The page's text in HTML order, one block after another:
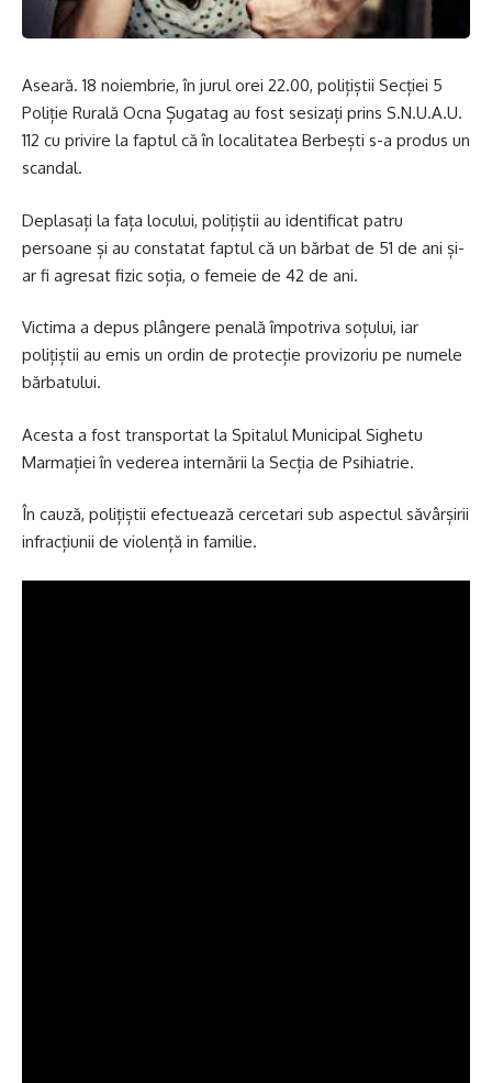
Aseară. 18 noiembrie, în jurul orei 22.00, polițiștii Secției 5
Poliție Rurală Ocna Șugatag au fost sesizați prins S.N.U.A.U.
112 cu privire la faptul că în localitatea Berbești s-a produs un
scandal.
Deplasați la fața locului, polițiștii au identificat patru
persoane și au constatat faptul că un bărbat de 51 de ani și-
ar fi agresat fizic soția, o femeie de 42 de ani.
Victima a depus plângere penală împotriva soțului, iar
polițiștii au emis un ordin de protecție provizoriu pe numele
bărbatului.
Acesta a fost transportat la Spitalul Municipal Sighetu
Marmației în vederea internării la Secția de Psihiatrie.
În cauză, polițiștii efectuează cercetari sub aspectul săvârșirii
infracțiunii de violență in familie.